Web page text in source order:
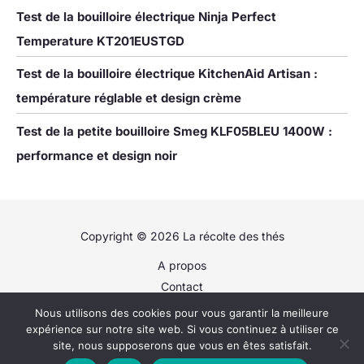
Test de la bouilloire électrique Ninja Perfect
Temperature KT201EUSTGD
Test de la bouilloire électrique KitchenAid Artisan :
température réglable et design crème
Test de la petite bouilloire Smeg KLF05BLEU 1400W :
performance et design noir
Copyright © 2026 La récolte des thés
A propos
Contact
Plan du site
Politique de confidentialité
Mentions légales
Nous utilisons des cookies pour vous garantir la meilleure
expérience sur notre site web. Si vous continuez à utiliser ce
site, nous supposerons que vous en êtes satisfait.